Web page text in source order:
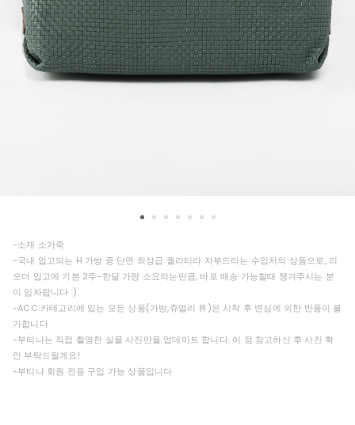
-소재 소가죽
-국내 입고되는 H 가방 중 단연 최상급 퀄리티라 자부드리는 수입처의 상품으로, 리
오더 입고에 기본 2주-한달 가량 소요되는만큼, 바로 배송 가능할때 챙겨주시는 분
이 임자랍니다 :)
-ACC 카테고리에 있는 모든 상품(가방,쥬얼리 류)은 시착 후 변심에 의한 반품이 불
가합니다
-부티나는 직접 촬영한 실물 사진만을 업데이트 합니다. 이 점 참고하신 후 사진 확
인 부탁드릴게요!
-부티나 회원 전용 구입 가능 상품입니다